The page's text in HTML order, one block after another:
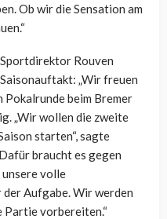
Ob wir die Sensation am
Rouven
„Wir freuen
Pokalrunde beim Bremer
„Wir wollen die zweite
starten“, sagte
braucht es gegen
volle
Aufgabe. Wir werden
Partie vorbereiten.“